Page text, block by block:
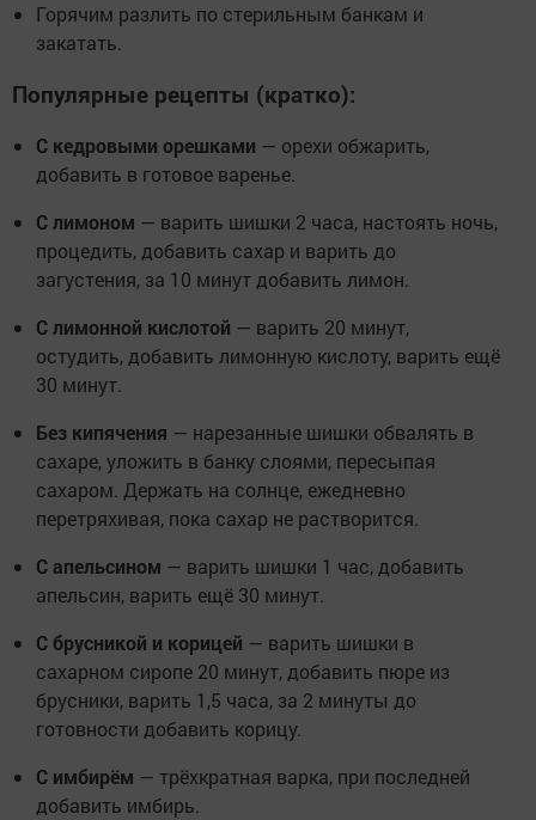
Горячим разлить по стерильным банкам и
закатать.
Популярные рецепты (кратко):
С кедровыми орешками — орехи обжарить,
добавить в готовое варенье.
С лимоном — варить шишки 2 часа, настоять ночь,
процедить, добавить сахар и варить до
загустения, за 10 минут добавить лимон.
С лимонной кислотой — варить 20 минут,
остудить, добавить лимонную кислоту, варить ещё
30 минут.
Без кипячения — нарезанные шишки обвалять в
сахаре, уложить в банку слоями, пересыпая
сахаром. Держать на солнце, ежедневно
перетряхивая, пока сахар не растворится.
С апельсином — варить шишки 1 час, добавить
апельсин, варить ещё 30 минут.
С брусникой и корицей — варить шишки в
сахарном сиропе 20 минут, добавить пюре из
брусники, варить 1,5 часа, за 2 минуты до
готовности добавить корицу.
С имбирём — трёхкратная варка, при последней
добавить имбирь.